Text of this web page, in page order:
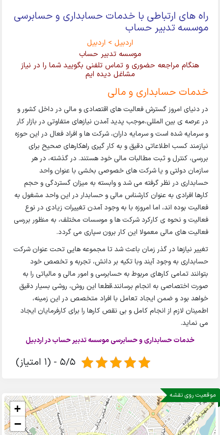
راه های ارتباطی با خدمات حسابداری و حسابرسی
موسسه تدبیر حساب
اردبیل > اردبیل
موسسه تدبیر حساب
هنگام مراجعه حضوری و تماس تلفنی بگویید شما را در نیاز
مشاغل دیده ایم
خدمات حسابداری و مالی
در دنیای امروز گسترش فعالیت های اقتصادی و مالی در داخل کشور و
در عرصه ی بین المللی،موجب پدید آمدن نیازهای متفاوتی در بازار کار
و سرمایه شده است و سرمایه داران، شرکت ها و افراد فعال در این حوزه
نیازمند کسب اطلاعاتی دقیق و به کار گیری راهکارهای صحیح برای
بررسی، کنترل و ثبت مطالبات مالی خود هستند. در گذشته، در هر
سازمان دولتی و یا شرکت های خصوصی بخشی با عنوان واحد
حسابداری در نظر گرفته می شد و وابسته به میزان گستردگی و حجم
کارها افرادی به عنوان کارشناس مالی و حسابدار در این واحد مشغول به
فعالیت بوده اند، اما امروزه با به وجود آمدن تغییرات زیادی در نوع
فعالیت و نحوه ی کارکرد شرکت ها و موسسات مختلف، به منظور بررسی
فعالیت های مالی معمولا این کار برون سپاری می گردد.
تغییر نیازها در گذر زمان باعث شد تا مجموعه هایی تحت عنوان شرکت
حسابداری به وجود آیند وبا تکیه بر دانش، تجربه و تخصص خود
بتوانند تمامی کارهای مربوط به حسابرسی و امور مالی و مالیاتی را به
صورت اختصاصی به انجام برسانند.قطعا این روش، روشی بسیار دقیق
خواهد بود و ضمن ایجاد تعامل با افراد متخصص در این زمینه،
اطمینان لازم از انجام کامل و بی نقص کارها را برای کارفرمایان ایجاد
می نماید.
خدمات حسابداری و حسابرسی موسسه تدبیر حساب در اردبیل
5/5 - (1 امتیاز)
موقعیت روی نقشه
+
−